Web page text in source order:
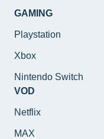
GAMING
Playstation
Xbox
Nintendo Switch
VOD
Netflix
MAX